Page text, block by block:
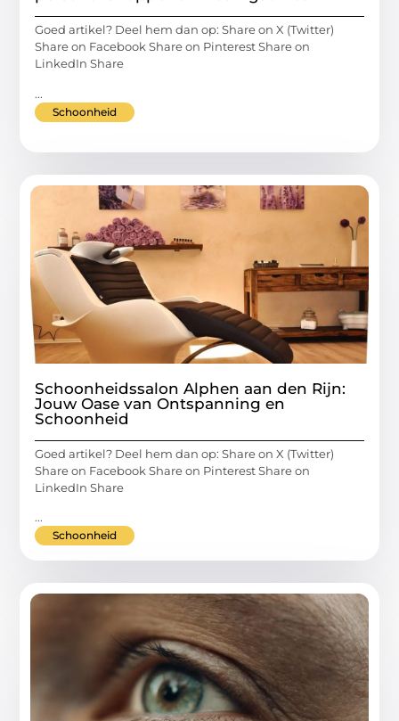
Goed artikel? Deel hem dan op: Share on X (Twitter)
Share on Facebook Share on Pinterest Share on
LinkedIn Share
...
Schoonheid
Schoonheidssalon Alphen aan den Rijn:
Jouw Oase van Ontspanning en
Schoonheid
Goed artikel? Deel hem dan op: Share on X (Twitter)
Share on Facebook Share on Pinterest Share on
LinkedIn Share
...
Schoonheid